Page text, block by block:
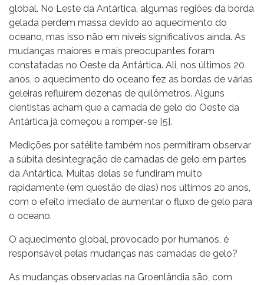
global. No Leste da Antártica, algumas regiões da borda
gelada perdem massa devido ao aquecimento do
oceano, mas isso não em níveis significativos ainda. As
mudanças maiores e mais preocupantes foram
constatadas no Oeste da Antártica. Ali, nos últimos 20
anos, o aquecimento do oceano fez as bordas de várias
geleiras refluírem dezenas de quilômetros. Alguns
cientistas acham que a camada de gelo do Oeste da
Antártica já começou a romper-se [5].
Medições por satélite também nos permitiram observar
a súbita desintegração de camadas de gelo em partes
da Antártica. Muitas delas se fundiram muito
rapidamente (em questão de dias) nos últimos 20 anos,
com o efeito imediato de aumentar o fluxo de gelo para
o oceano.
O aquecimento global, provocado por humanos, é
responsável pelas mudanças nas camadas de gelo?
As mudanças observadas na Groenlândia são, com